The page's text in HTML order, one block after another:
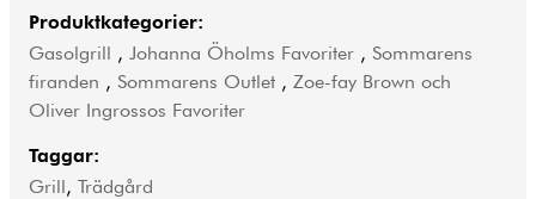
Produktkategorier:
Gasolgrill , Johanna Öholms Favoriter , Sommarens
firanden , Sommarens Outlet , Zoe-fay Brown och
Oliver Ingrossos Favoriter
Taggar:
Grill, Trädgård